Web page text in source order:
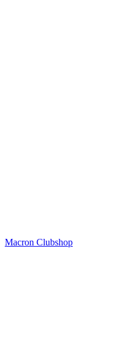
Macron Clubshop